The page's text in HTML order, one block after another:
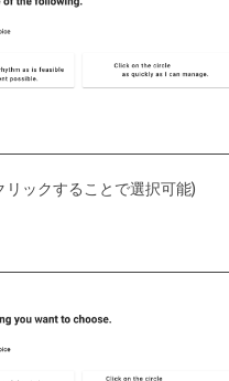
リックすることで選択可能)